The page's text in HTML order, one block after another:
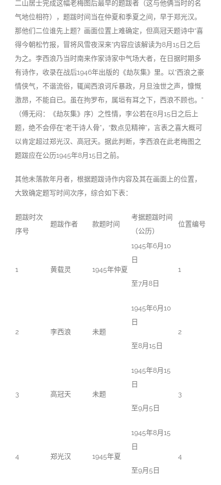
二山居士完成这幅老梅图后最早的题跋者（这与他俩当时的名
气地位相符），题跋时间当在仲夏和季夏之间，早于郑光汉。
那他们二位谁先上题？画面位置上难确定，但高冠天题诗中“喜
得今朝松竹报，冒将风雪夜深来”内容应该解读为8月15日之后
为之。李西浪乃当时南来作家诗家中气场大者，在日据时期多
有诗作，收录在战后1946年出版的《劫灰集》里。以“西浪之豪
情侠气，不谐流俗，辄闻西浪诃斥暴政，月旦浊世之声，慷慨
激昂，不能自已。虽在拘罗布，属垣有耳之下，西浪不顾也。”
（傅无闷：《劫灰集》序）之性情，李公若在8月15日之后上
题，绝不会停在“老干诗人骨”，“数点见精神”，言表之喜大概可
以肯定超过郑光汉、高冠天。据此判断，李西浪在此老梅图之
题跋应在公历1945年8月15日之前。
其他未落款年月者，根据题跋诗作内容及其在画面上的位置，
大致确定题写时间次序，综合如下表：
题跋时次
序号
题跋作者 款题时间
考据题跋时间
（公历）
位置编号
1 黄载灵 1945年仲夏
1945年6月10
日
至7月8日
1
2 李西浪 未题
1945年6月10
日
至8月15日
2
3 高冠天 未题
1945年8月15
日
至9月5日
3
4 郑光汉 1945年夏
1945年8月15
日
至9月5日
4